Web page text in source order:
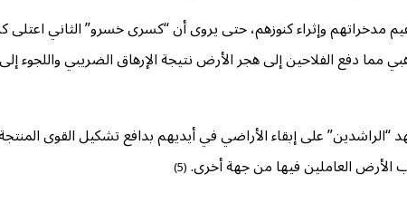
“الراشدين” على إبقاء الأراضي في أيديهم بدافع تشكيل القوى
العاملين فيها من جهة أخرى.(5)